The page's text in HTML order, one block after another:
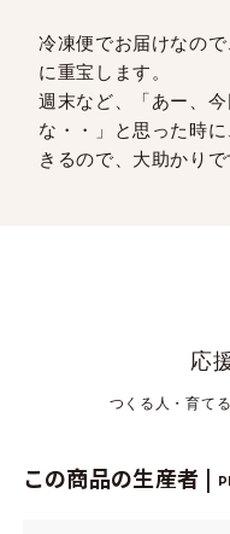
冷凍便でお届けなの
に重宝します。
週末など、「あー、
な・・」と思った時
きるので、大助かりで
応
つくる人・育て
この商品の生産者 |